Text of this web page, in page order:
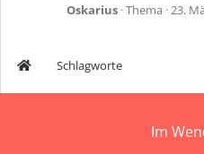
Oskarius Thema 23.
Schlagworte
Im